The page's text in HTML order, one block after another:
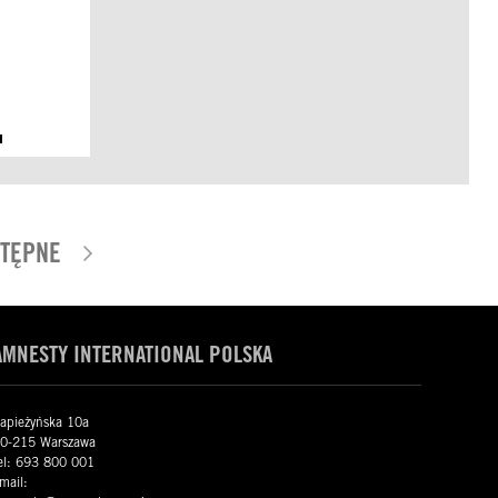
INTERNATIONAL POLSKA
10a
215 Warszawa
693 800 001